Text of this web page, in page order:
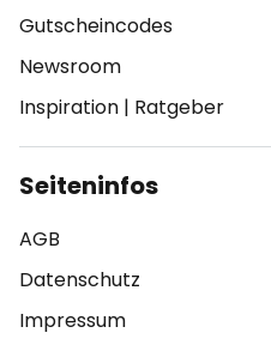
Gutscheincodes
Newsroom
Inspiration | Ratgeber
Seiteninfos
AGB
Datenschutz
Impressum